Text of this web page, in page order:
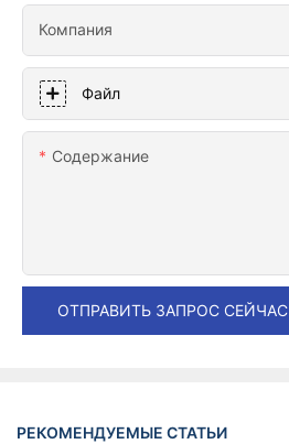
Компания
Файл
Содержание
ОТПРАВИТЬ ЗАПРОС СЕЙЧАС
РЕКОМЕНДУЕМЫЕ СТАТЬИ